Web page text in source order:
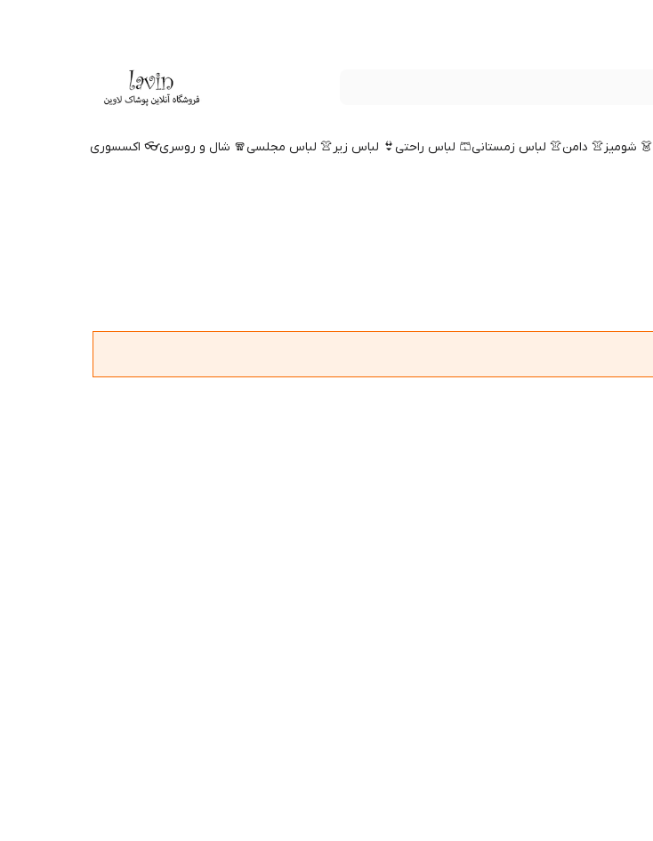
👗 شومیز👚 دامن👚 لباس زمستانی🩳 لباس راحتی👙 لباس زیر👚 لباس مجلسی🧣 شال و روسری👓 اکسسوری